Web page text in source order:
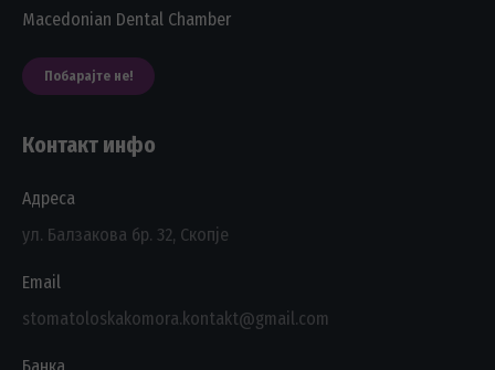
Macedonian Dental Chamber
Побарајте не!
Контакт инфо
Адреса
ул. Балзакова бр. 32, Скопје
Email
stomatoloskakomora.kontakt@gmail.com